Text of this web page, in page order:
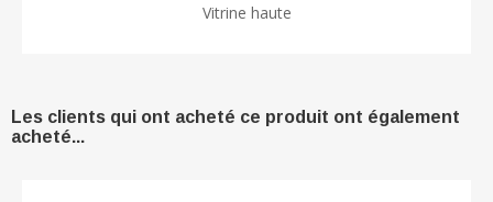
Vitrine haute
Les clients qui ont acheté ce produit ont également
acheté...